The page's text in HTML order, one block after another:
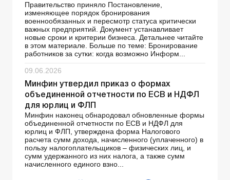
Правительство приняло Постановление,
изменяющее порядок бронирования
военнообязанных и пересмотр статуса критически
важных предприятий. Документ устанавливает
новые сроки и критерии бизнеса. Детальнее читайте
в этом материале. Больше по теме: Бронирование
работников за сутки: когда возможно Информ...
09.06.2026
Минфин утвердил приказ о формах
объединенной отчетности по ЕСВ и НДФЛ
для юрлиц и ФЛП
Минфин наконец обнародовал обновленные формы
объединенной отчетности по ЕСВ и НДФЛ для
юрлиц и ФЛП, утверждена форма Налогового
расчета сумм дохода, начисленного (уплаченного) в
пользу налогоплательщиков – физических лиц, и
сумм удержанного из них налога, а также сумм
начисленного единого взно...